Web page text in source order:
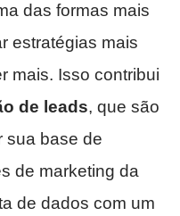
das formas mais
estratégias mais
mais. Isso contribui
de leads, que são
sua base de
de marketing da
de dados com um